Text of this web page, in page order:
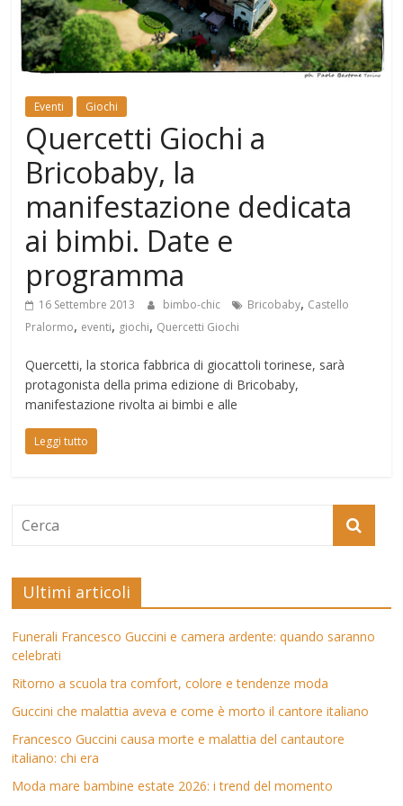
Mondo
Eventi Giochi
Quercetti Giochi a
Bricobaby, la
manifestazione dedicata
ai bimbi. Date e
programma
16 Settembre 2013 bimbo-chic Bricobaby, Castello
Pralormo, eventi, giochi, Quercetti Giochi
Quercetti, la storica fabbrica di giocattoli torinese, sarà
protagonista della prima edizione di Bricobaby,
manifestazione rivolta ai bimbi e alle
Leggi tutto
Ultimi articoli
Funerali Francesco Guccini e camera ardente: quando saranno
celebrati
Ritorno a scuola tra comfort, colore e tendenze moda
Guccini che malattia aveva e come è morto il cantore italiano
Francesco Guccini causa morte e malattia del cantautore
italiano: chi era
Moda mare bambine estate 2026: i trend del momento